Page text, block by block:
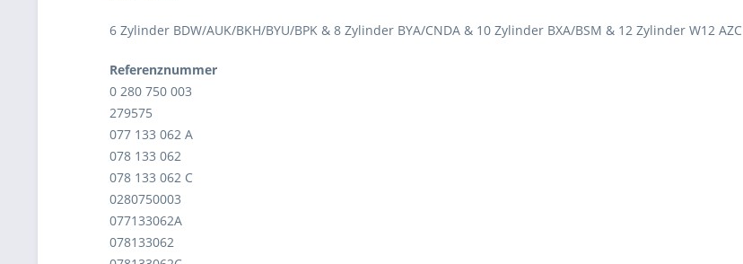
6 Zylinder BDW/AUK/BKH/BYU/BPK & 8 Zylinder BYA/CNDA & 10 Zylinder BXA/BSM & 12 Zylinder W12 AZC
Referenznummer
0 280 750 003
279575
077 133 062 A
078 133 062
078 133 062 C
0280750003
077133062A
078133062